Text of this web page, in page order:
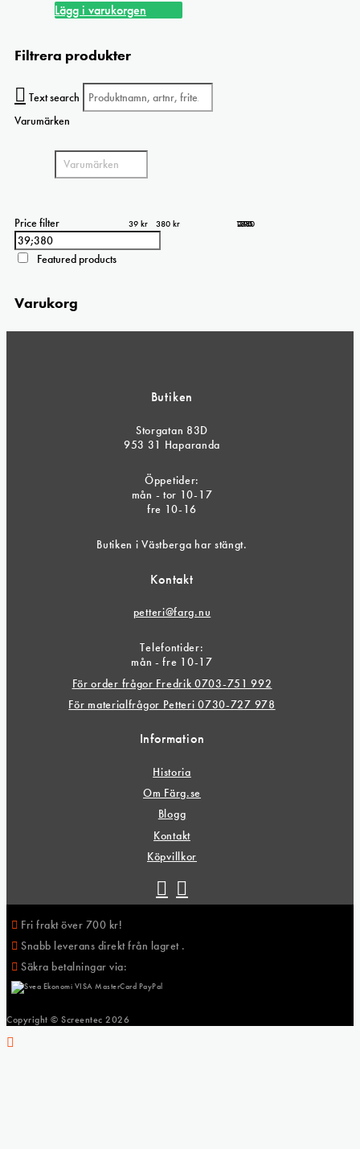
kan
produktsidan
Lägg i varukorgen
Filtrera produkter
Text search
Varumärken
Price filter 39 kr 380 kr 39
124
210
295
380
Featured products
Varukorg
Butiken
Storgatan 83D
953 31 Haparanda
Öppetider:
mån - tor 10-17
fre 10-16
Butiken i Västberga har stängt.
Kontakt
petteri@farg.nu
Telefontider:
mån - fre 10-17
För order frågor Fredrik 0703-751 992
För materialfrågor Petteri 0730-727 978
Information
Historia
Om Färg.se
Blogg
Kontakt
Köpvillkor
Fri frakt över 700 kr!
Snabb leverans direkt från lagret .
Säkra betalningar via:
Copyright © Screentec 2026